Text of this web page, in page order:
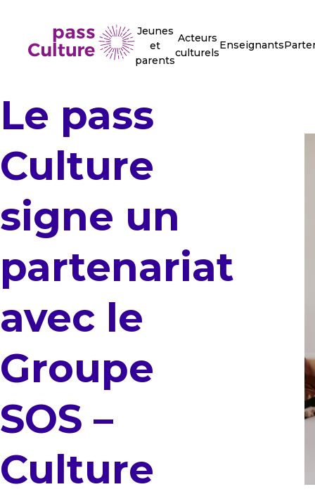
Jeunes
et
parents
Acteurs
culturels
Enseignants
Le pass
Culture
signe un
partenariat
avec le
Groupe
SOS –
Culture